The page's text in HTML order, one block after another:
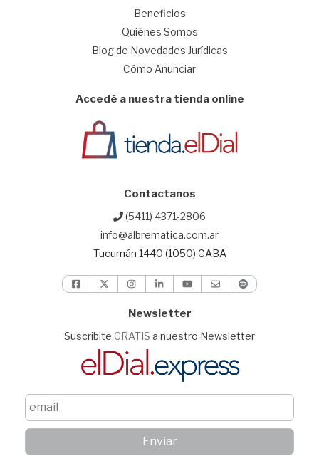
Beneficios
Quiénes Somos
Blog de Novedades Jurídicas
Cómo Anunciar
Accedé a nuestra tienda online
Contactanos
(5411) 4371-2806
info@albrematica.com.ar
Tucumán 1440 (1050) CABA
Newsletter
Suscribite GRATIS a nuestro Newsletter